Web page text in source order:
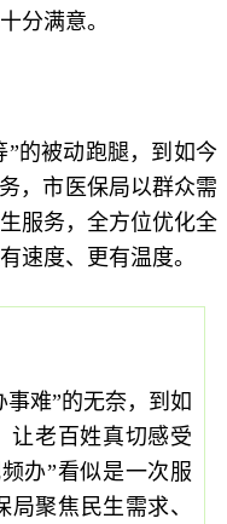
分满意。
”的被动跑腿，到如今
，市医保局以群众需
服务，全方位优化全
速度、更有温度。
难”的无奈，到如
让老百姓真切感受
办”看似是一次服
聚焦民生需求、